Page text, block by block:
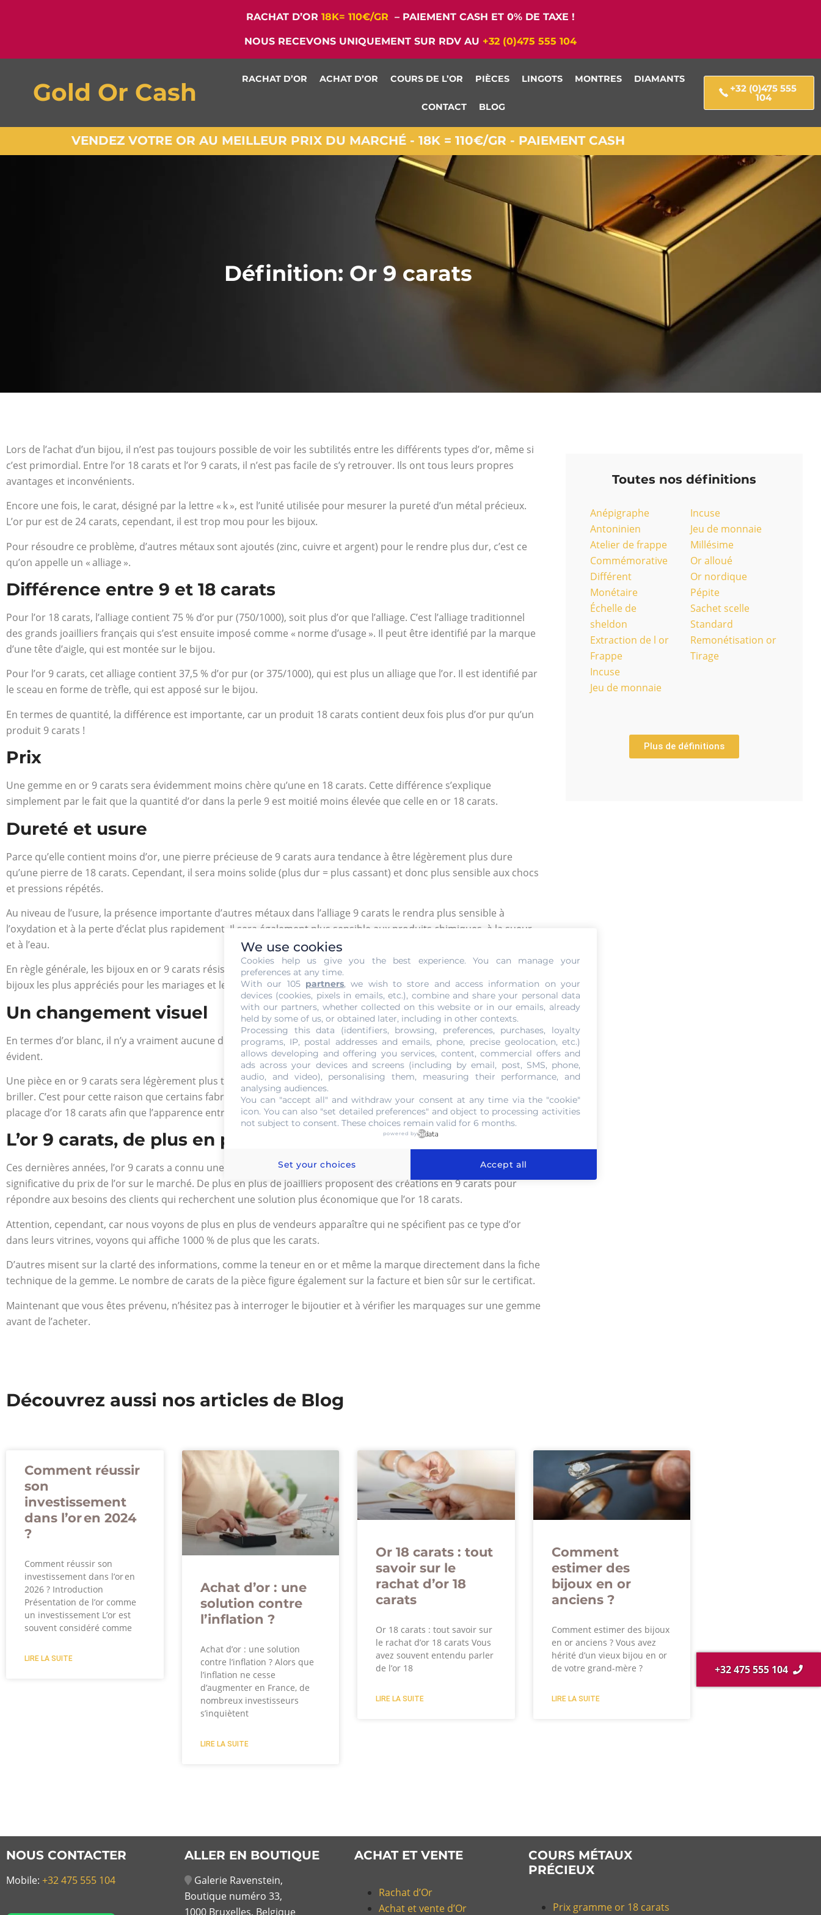
RACHAT D’OR 18K= 110€/GR – PAIEMENT CASH ET 0% DE TAXE !
NOUS RECEVONS UNIQUEMENT SUR RDV AU +32 (0)475 555 104
Gold Or Cash RACHAT D’OR ACHAT D’OR COURS DE L’OR PIÈCES LINGOTS MONTRES DIAMANTS
CONTACT BLOG
+32 (0)475 555
104
VENDEZ VOTRE OR AU MEILLEUR PRIX DU MARCHÉ - 18K = 110€/GR - PAIEMENT CASH
Définition: Or 9 carats
Lors de l’achat d’un bijou, il n’est pas toujours possible de voir les subtilités entre les différents types d’or, même si
c’est primordial. Entre l’or 18 carats et l’or 9 carats, il n’est pas facile de s’y retrouver. Ils ont tous leurs propres
avantages et inconvénients.
Encore une fois, le carat, désigné par la lettre « k », est l’unité utilisée pour mesurer la pureté d’un métal précieux.
L’or pur est de 24 carats, cependant, il est trop mou pour les bijoux.
Pour résoudre ce problème, d’autres métaux sont ajoutés (zinc, cuivre et argent) pour le rendre plus dur, c’est ce
qu’on appelle un « alliage ».
Différence entre 9 et 18 carats
Pour l’or 18 carats, l’alliage contient 75 % d’or pur (750/1000), soit plus d’or que l’alliage. C’est l’alliage traditionnel
des grands joailliers français qui s’est ensuite imposé comme « norme d’usage ». Il peut être identifié par la marque
d’une tête d’aigle, qui est montée sur le bijou.
Pour l’or 9 carats, cet alliage contient 37,5 % d’or pur (or 375/1000), qui est plus un alliage que l’or. Il est identifié par
le sceau en forme de trèfle, qui est apposé sur le bijou.
En termes de quantité, la différence est importante, car un produit 18 carats contient deux fois plus d’or pur qu’un
produit 9 carats !
Prix
Une gemme en or 9 carats sera évidemment moins chère qu’une en 18 carats. Cette différence s’explique
simplement par le fait que la quantité d’or dans la perle 9 est moitié moins élevée que celle en or 18 carats.
Dureté et usure
Parce qu’elle contient moins d’or, une pierre précieuse de 9 carats aura tendance à être légèrement plus dure
qu’une pierre de 18 carats. Cependant, il sera moins solide (plus dur = plus cassant) et donc plus sensible aux chocs
et pressions répétés.
Au niveau de l’usure, la présence importante d’autres métaux dans l’alliage 9 carats le rendra plus sensible à
l’oxydation et à la perte d’éclat plus rapidement. Il sera également plus sensible aux produits chimiques, à la sueur
et à l’eau.
En règle générale, les bijoux en or 9 carats résistent moins bien au temps que l’or 18 carats, étant toujours les
bijoux les plus appréciés pour les mariages et les bagues de fiançailles, les bijoux de force se portent au quotidien.
Un changement visuel
En termes d’or blanc, il n’y a vraiment aucune différence. En revanche, pour l’or jaune, ce sera plus évident sans être
évident.
Une pièce en or 9 carats sera légèrement plus terne qu’une pièce en 18 carats et la présence d’or la fera scintiller et
briller. C’est pour cette raison que certains fabricants de chaînes et de bijoux appliquent une très fine couche de
placage d’or 18 carats afin que l’apparence entre les deux versions soit exactement la même.
L’or 9 carats, de plus en plus populaire
Ces dernières années, l’or 9 carats a connu une croissance impressionnante en raison de l’augmentation
significative du prix de l’or sur le marché. De plus en plus de joailliers proposent des créations en 9 carats pour
répondre aux besoins des clients qui recherchent une solution plus économique que l’or 18 carats.
Attention, cependant, car nous voyons de plus en plus de vendeurs apparaître qui ne spécifient pas ce type d’or
dans leurs vitrines, voyons qui affiche 1000 % de plus que les carats.
D’autres misent sur la clarté des informations, comme la teneur en or et même la marque directement dans la fiche
technique de la gemme. Le nombre de carats de la pièce figure également sur la facture et bien sûr sur le certificat.
Maintenant que vous êtes prévenu, n’hésitez pas à interroger le bijoutier et à vérifier les marquages sur une gemme
avant de l’acheter.
Toutes nos définitions
Anépigraphe
Antoninien
Atelier de frappe
Commémorative
Différent
Monétaire
Échelle de
sheldon
Extraction de l or
Frappe
Incuse
Jeu de monnaie
Incuse
Jeu de monnaie
Millésime
Or alloué
Or nordique
Pépite
Sachet scelle
Standard
Remonétisation or
Tirage
Plus de définitions
Découvrez aussi nos articles de Blog
Comment réussir
son
investissement
dans l’or en 2024
?
Comment réussir son
investissement dans l’or en
2026 ? Introduction
Présentation de l’or comme
un investissement L’or est
souvent considéré comme
LIRE LA SUITE
Achat d’or : une
solution contre
l’inflation ?
Achat d’or : une solution
contre l’inflation ? Alors que
l’inflation ne cesse
d’augmenter en France, de
nombreux investisseurs
s’inquiètent
LIRE LA SUITE
Or 18 carats : tout
savoir sur le
rachat d’or 18
carats
Or 18 carats : tout savoir sur
le rachat d’or 18 carats Vous
avez souvent entendu parler
de l’or 18
LIRE LA SUITE
Comment
estimer des
bijoux en or
anciens ?
Comment estimer des bijoux
en or anciens ? Vous avez
hérité d’un vieux bijou en or
de votre grand-mère ?
LIRE LA SUITE
NOUS CONTACTER
Mobile: +32 475 555 104
+32 475 555 104
ALLER EN BOUTIQUE
Galerie Ravenstein,
Boutique numéro 33,
1000 Bruxelles, Belgique
ACHAT ET VENTE
Rachat d’Or
Achat et vente d’Or
COURS MÉTAUX
PRÉCIEUX
Prix gramme or 18 carats
We use cookies
Cookies help us give you the best experience. You can manage your
preferences at any time.
With our 105 partners, we wish to store and access information on your
devices (cookies, pixels in emails, etc.), combine and share your personal data
with our partners, whether collected on this website or in our emails, already
held by some of us, or obtained later, including in other contexts.
Processing this data (identifiers, browsing, preferences, purchases, loyalty
programs, IP, postal addresses and emails, phone, precise geolocation, etc.)
allows developing and offering you services, content, commercial offers and
ads across your devices and screens (including by email, post, SMS, phone,
audio, and video), personalising them, measuring their performance, and
analysing audiences.
You can "accept all" and withdraw your consent at any time via the "cookie"
icon. You can also "set detailed preferences" and object to processing activities
not subject to consent. These choices remain valid for 6 months.
powered by
Set your choices Accept all